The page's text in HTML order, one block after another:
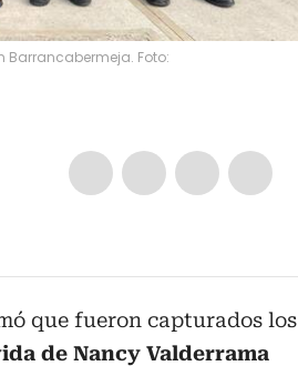
Foto:
que fueron capturados los
de Nancy Valderrama